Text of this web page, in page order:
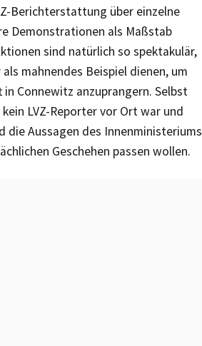
Berichterstattung über einzelne
Demonstrationen als Maßstab
sind natürlich so spektakulär,
mahnendes Beispiel dienen, um
Connewitz anzuprangern. Selbst
LVZ-Reporter vor Ort war und
die Aussagen des Innenministeriums
Geschehen passen wollen.